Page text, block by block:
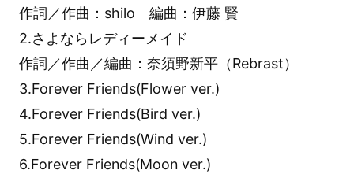
作詞／作曲：shilo 編曲：伊藤 賢
2.さよならレディーメイド
作詞／作曲／編曲：奈須野新平（Rebrast）
3.Forever Friends(Flower ver.)
4.Forever Friends(Bird ver.)
5.Forever Friends(Wind ver.)
6.Forever Friends(Moon ver.)